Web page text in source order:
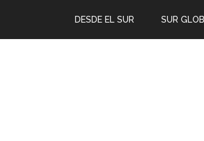
DESDE EL SUR SUR